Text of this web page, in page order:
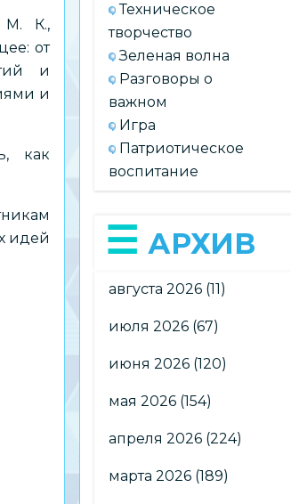
М. К.,
от
и
и
как
идей
Техническое
творчество
Зеленая волна
Разговоры о
важном
Игра
Патриотическое
воспитание
АРХИВ
августа 2026 (11)
июля 2026 (67)
июня 2026 (120)
мая 2026 (154)
апреля 2026 (224)
марта 2026 (189)